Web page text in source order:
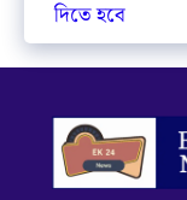
দিতে হবে